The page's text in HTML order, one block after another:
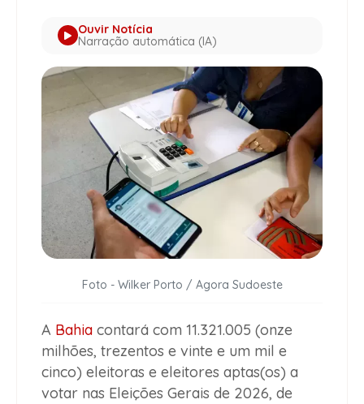
Ouvir Notícia
Narração automática (IA)
Foto - Wilker Porto / Agora Sudoeste
A Bahia contará com 11.321.005 (onze
milhões, trezentos e vinte e um mil e
cinco) eleitoras e eleitores aptas(os) a
votar nas Eleições Gerais de 2026, de